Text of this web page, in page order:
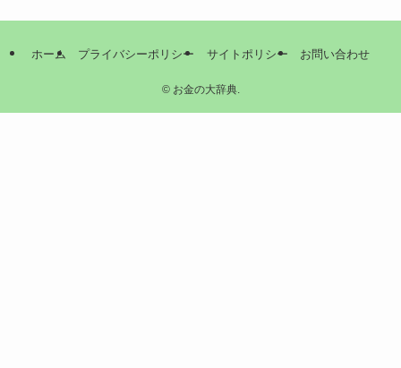
ホーム プライバシーポリシー サイトポリシー お問い合わせ
©お金の大辞典.